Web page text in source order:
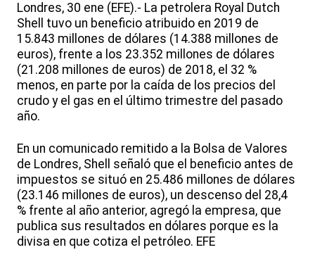
Londres, 30 ene (EFE).- La petrolera Royal Dutch
Shell tuvo un beneficio atribuido en 2019 de
15.843 millones de dólares (14.388 millones de
euros), frente a los 23.352 millones de dólares
(21.208 millones de euros) de 2018, el 32 %
menos, en parte por la caída de los precios del
crudo y el gas en el último trimestre del pasado
año.
En un comunicado remitido a la Bolsa de Valores
de Londres, Shell señaló que el beneficio antes de
impuestos se situó en 25.486 millones de dólares
(23.146 millones de euros), un descenso del 28,4
% frente al año anterior, agregó la empresa, que
publica sus resultados en dólares porque es la
divisa en que cotiza el petróleo. EFE